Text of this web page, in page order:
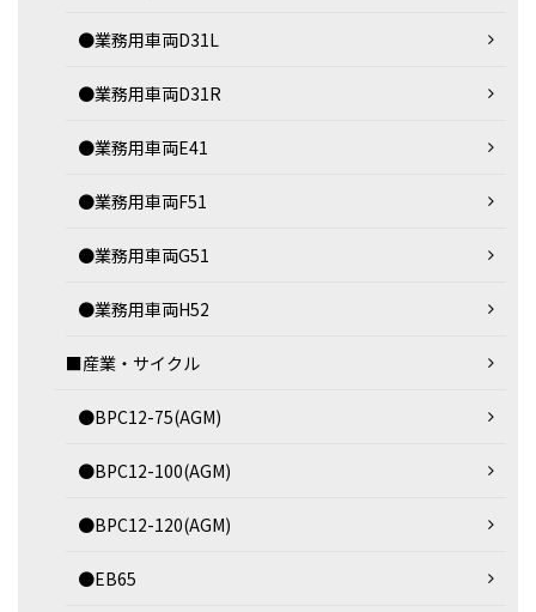
●業務用車両D31L
●業務用車両D31R
●業務用車両E41
●業務用車両F51
●業務用車両G51
●業務用車両H52
■産業・サイクル
●BPC12-75(AGM)
●BPC12-100(AGM)
●BPC12-120(AGM)
●EB65